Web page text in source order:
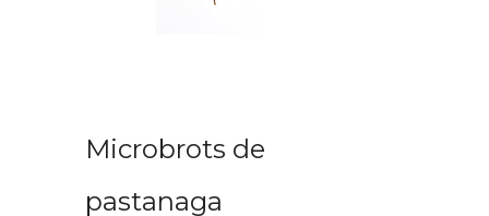
Microbrots de
pastanaga